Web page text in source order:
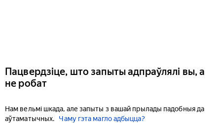
Пацвердзіце, што запыты адпраўлялі вы, а
не робат
Нам вельмі шкада, але запыты з вашай прылады падобныя да
аўтаматычных.
Чаму гэта магло адбыцца?